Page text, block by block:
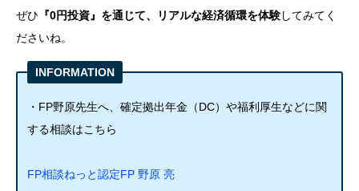
ぜひ 『0円投資』を通じて、リアルな経済循環を体験してみてく
ださいね。
INFORMATION
・FP野原先生へ、確定拠出年金（DC）や福利厚生などに関
する相談はこちら
FP相談ねっと認定FP 野原 亮